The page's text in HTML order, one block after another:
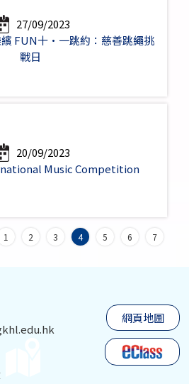
27/09/2023
FUN十•一跳約：慈善跳繩挑
戰日
20/09/2023
Music Competition
1 2 3 4 5 6 7
網頁地圖